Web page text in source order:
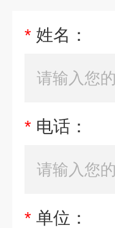
* 姓名：
* 电话：
* 单位：